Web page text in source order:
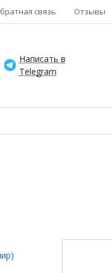
связь Отзывы
Написать в
Telegram